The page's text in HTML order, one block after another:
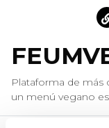
Plataforma de más
un menú vegano